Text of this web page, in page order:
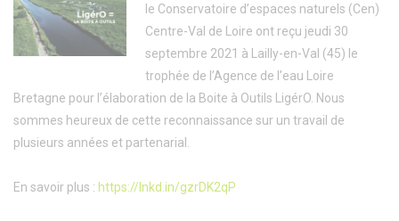
le Conservatoire d’espaces naturels (Cen)
Centre-Val de Loire ont reçu jeudi 30
septembre 2021 à Lailly-en-Val (45) le
trophée de l’Agence de l’eau Loire
Bretagne pour l’élaboration de la Boite à Outils LigérO. Nous
sommes heureux de cette reconnaissance sur un travail de
plusieurs années et partenarial.
En savoir plus : https://lnkd.in/gzrDK2qP